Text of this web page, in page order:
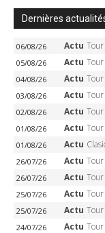
Dernières
06/08/26 Actu Tour de
05/08/26 Actu Tour de
04/08/26 Actu Tour de
03/08/26 Actu Tour de
02/08/26 Actu Tour de
01/08/26 Actu Tour de
01/08/26 Actu Clasica
26/07/26 Actu Tour de
26/07/26 Actu Tour de
25/07/26 Actu Tour de
25/07/26 Actu Tour de
24/07/26 Actu Tour de